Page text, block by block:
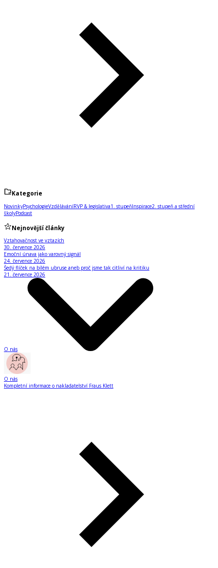
Kategorie
NovinkyPsychologieVzděláváníRVP & legislativa1. stupeňInspirace2. stupeň a střední
školyPodcast
Nejnovější články
Vztahovačnost ve vztazích
30. července 2026
Emoční únava jako varovný signál
24. července 2026
Šedý flíček na bílém ubruse aneb proč jsme tak citliví na kritiku
21. července 2026
O nás
O nás
Kompletní informace o nakladatelství Fraus Klett